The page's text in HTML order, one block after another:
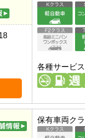
各種サービス
保有車両ク